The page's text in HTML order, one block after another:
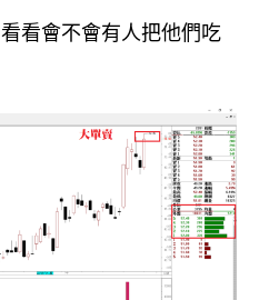
看會不會有人把他們吃